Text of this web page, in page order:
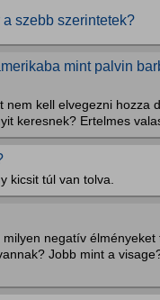
szebb szerintetek?
mint palvin
kell elvegezni hozza
keresnek? Ertelmes
kicsit túl van tolva.
negatív
Jobb mint a